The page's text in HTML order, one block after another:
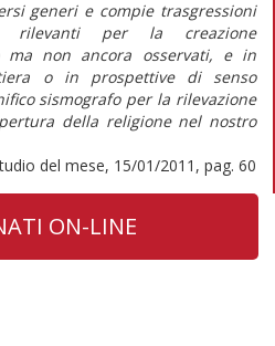
generi e compie trasgressioni
rilevanti per la creazione
ma non ancora osservati, e in
o in prospettive di senso
sismografo per la rilevazione
della religione nel nostro
del mese, 15/01/2011, pag. 60
ON-LINE